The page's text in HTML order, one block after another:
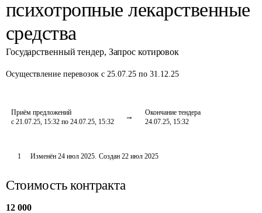
психотропные лекарственные
средства
Государственный тендер, Запрос котировок
Осуществление перевозок с 25.07.25 по 31.12.25
Приём предложений
с 21.07.25, 15:32 по 24.07.25, 15:32
Окончание тендера
24.07.25, 15:32
1 Изменён 24 июл 2025. Создан 22 июл 2025
Стоимость контракта
12 000